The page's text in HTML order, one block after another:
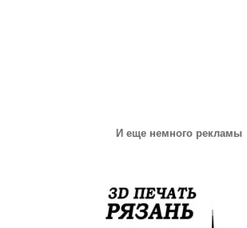
И еще немного рекламы